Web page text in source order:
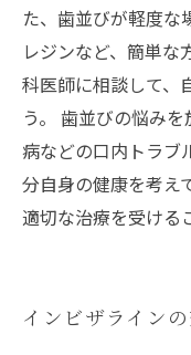
た、歯並びが軽度な
レジンなど、簡単な
科医師に相談して、
う。 歯並びの悩み
病などの口内トラブ
分自身の健康を考え
適切な治療を受ける
インビザライン